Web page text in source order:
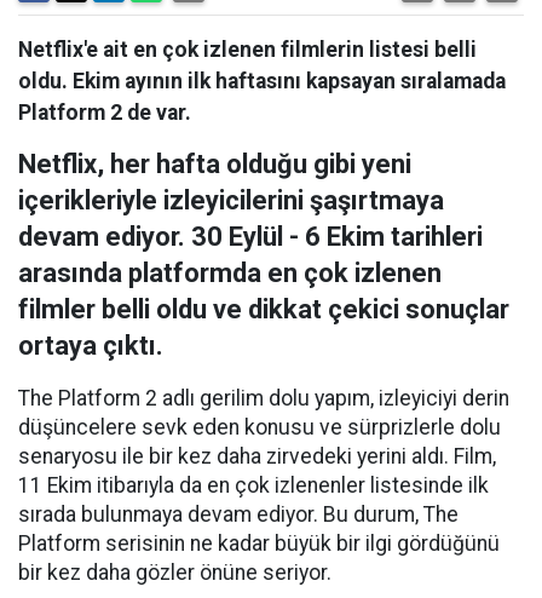
Netflix'e ait en çok izlenen filmlerin listesi belli
oldu. Ekim ayının ilk haftasını kapsayan sıralamada
Platform 2 de var.
Netflix, her hafta olduğu gibi yeni
içerikleriyle izleyicilerini şaşırtmaya
devam ediyor. 30 Eylül - 6 Ekim tarihleri
arasında platformda en çok izlenen
filmler belli oldu ve dikkat çekici sonuçlar
ortaya çıktı.
The Platform 2 adlı gerilim dolu yapım, izleyiciyi derin
düşüncelere sevk eden konusu ve sürprizlerle dolu
senaryosu ile bir kez daha zirvedeki yerini aldı. Film,
11 Ekim itibarıyla da en çok izlenenler listesinde ilk
sırada bulunmaya devam ediyor. Bu durum, The
Platform serisinin ne kadar büyük bir ilgi gördüğünü
bir kez daha gözler önüne seriyor.